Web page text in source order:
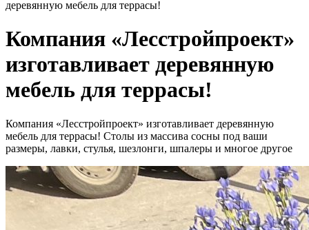
деревянную мебель для террасы!
Компания «Лесстройпроект»
изготавливает деревянную
мебель для террасы!
Компания «Лесстройпроект» изготавливает деревянную
мебель для террасы! Столы из массива сосны под ваши
размеры, лавки, стулья, шезлонги, шпалеры и многое другое